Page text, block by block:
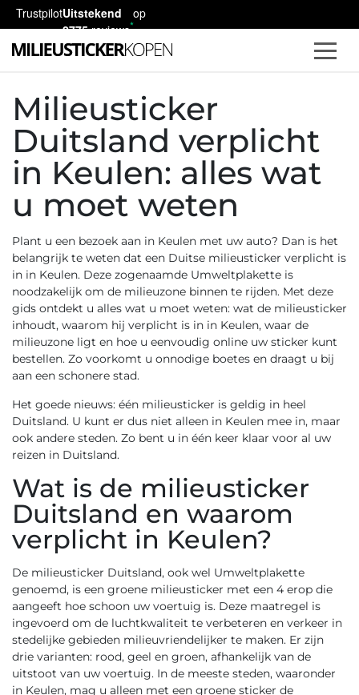
TrustpilotUitstekend
2775reviews
op
Milieusticker
Duitsland verplicht
in Keulen: alles wat
u moet weten
Plant u een bezoek aan in Keulen met uw auto? Dan is het
belangrijk te weten dat een Duitse milieusticker verplicht is
in in Keulen. Deze zogenaamde Umweltplakette is
noodzakelijk om de milieuzone binnen te rijden. Met deze
gids ontdekt u alles wat u moet weten: wat de milieusticker
inhoudt, waarom hij verplicht is in in Keulen, waar de
milieuzone ligt en hoe u eenvoudig online uw sticker kunt
bestellen. Zo voorkomt u onnodige boetes en draagt u bij
aan een schonere stad.
Het goede nieuws: één milieusticker is geldig in heel
Duitsland. U kunt er dus niet alleen in Keulen mee in, maar
ook andere steden. Zo bent u in één keer klaar voor al uw
reizen in Duitsland.
Wat is de milieusticker
Duitsland en waarom
verplicht in Keulen?
De milieusticker Duitsland, ook wel Umweltplakette
genoemd, is een groene milieusticker met een 4 erop die
aangeeft hoe schoon uw voertuig is. Deze maatregel is
ingevoerd om de luchtkwaliteit te verbeteren en verkeer in
stedelijke gebieden milieuvriendelijker te maken. Er zijn
drie varianten: rood, geel en groen, afhankelijk van de
uitstoot van uw voertuig. In de meeste steden, waaronder
in Keulen, mag u alleen met een groene sticker de